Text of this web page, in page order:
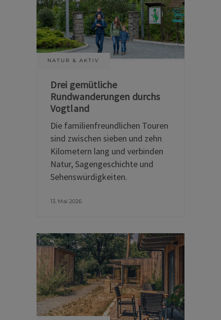
NATUR & AKTIV
Drei gemütliche
Rundwanderungen durchs
Vogtland
Die familienfreundlichen Touren
sind zwischen sieben und zehn
Kilometern lang und verbinden
Natur, Sagengeschichte und
Sehenswürdigkeiten.
13. Mai 2026